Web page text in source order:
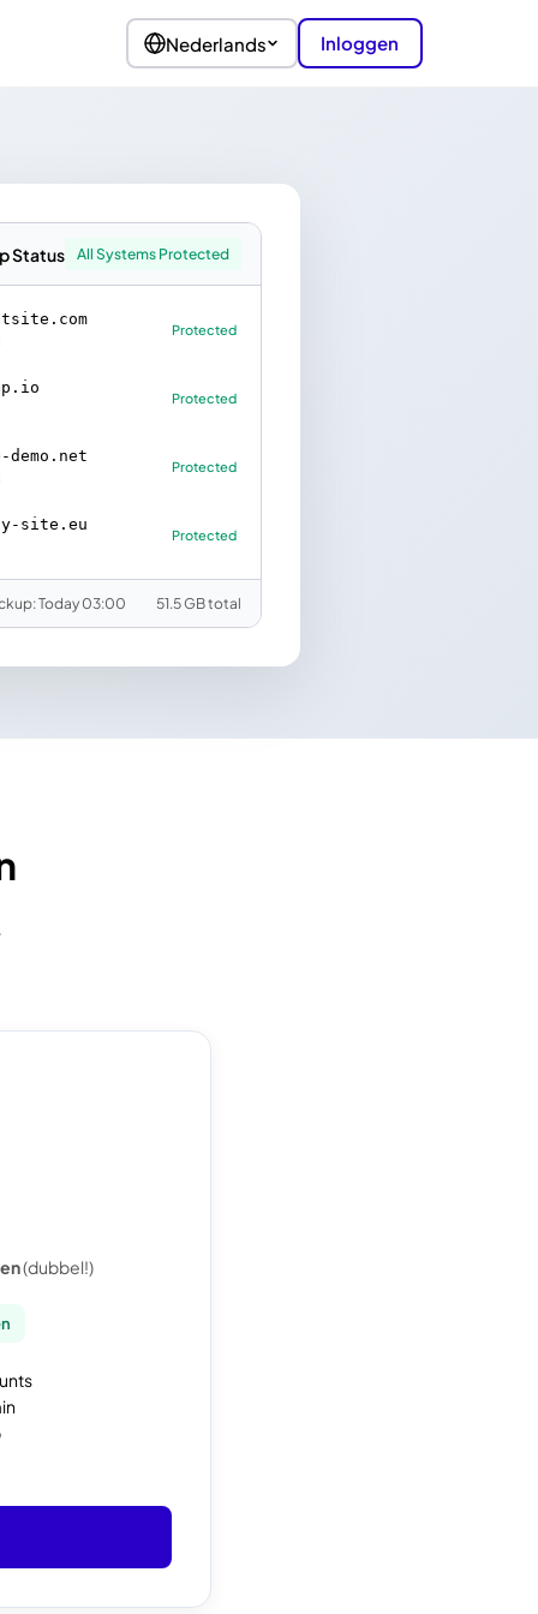
Nederlands Inloggen
Status All Systems Protected
Protected
Protected
demo.net
Protected
site.eu
Protected
Today 03:00 51.5 GB total
(dubbel!)